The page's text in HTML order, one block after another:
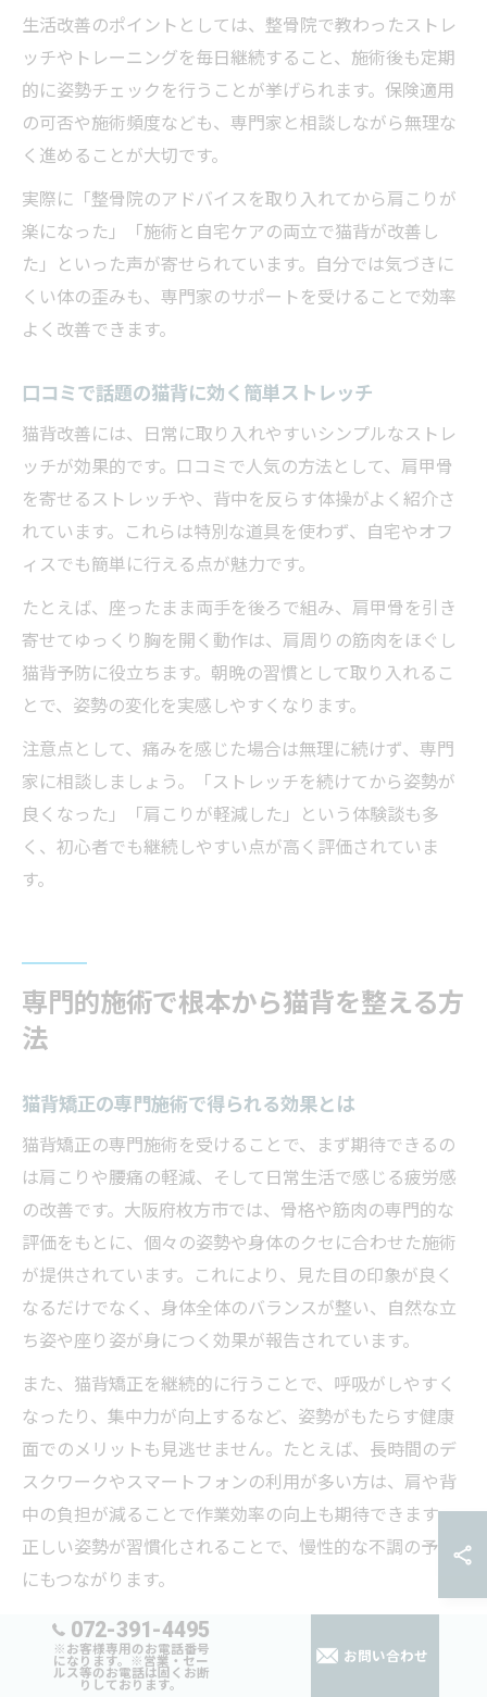
生活改善のポイントとしては、整骨院で教わったストレ
ッチやトレーニングを毎日継続すること、施術後も定期
的に姿勢チェックを行うことが挙げられます。保険適用
の可否や施術頻度なども、専門家と相談しながら無理な
く進めることが大切です。
実際に「整骨院のアドバイスを取り入れてから肩こりが
楽になった」「施術と自宅ケアの両立で猫背が改善し
た」といった声が寄せられています。自分では気づきに
くい体の歪みも、専門家のサポートを受けることで効率
よく改善できます。
口コミで話題の猫背に効く簡単ストレッチ
猫背改善には、日常に取り入れやすいシンプルなストレ
ッチが効果的です。口コミで人気の方法として、肩甲骨
を寄せるストレッチや、背中を反らす体操がよく紹介さ
れています。これらは特別な道具を使わず、自宅やオフ
ィスでも簡単に行える点が魅力です。
たとえば、座ったまま両手を後ろで組み、肩甲骨を引き
寄せてゆっくり胸を開く動作は、肩周りの筋肉をほぐし
猫背予防に役立ちます。朝晩の習慣として取り入れるこ
とで、姿勢の変化を実感しやすくなります。
注意点として、痛みを感じた場合は無理に続けず、専門
家に相談しましょう。「ストレッチを続けてから姿勢が
良くなった」「肩こりが軽減した」という体験談も多
く、初心者でも継続しやすい点が高く評価されていま
す。
専門的施術で根本から猫背を整える方
法
猫背矯正の専門施術で得られる効果とは
猫背矯正の専門施術を受けることで、まず期待できるの
は肩こりや腰痛の軽減、そして日常生活で感じる疲労感
の改善です。大阪府枚方市では、骨格や筋肉の専門的な
評価をもとに、個々の姿勢や身体のクセに合わせた施術
が提供されています。これにより、見た目の印象が良く
なるだけでなく、身体全体のバランスが整い、自然な立
ち姿や座り姿が身につく効果が報告されています。
また、猫背矯正を継続的に行うことで、呼吸がしやすく
なったり、集中力が向上するなど、姿勢がもたらす健康
面でのメリットも見逃せません。たとえば、長時間のデ
スクワークやスマートフォンの利用が多い方は、肩や背
中の負担が減ることで作業効率の向上も期待できます。
正しい姿勢が習慣化されることで、慢性的な不調の予防
にもつながります。
骨格バランスを整える猫背改善の技術
猫背改善のためには、骨盤や背骨のバランスを整える専
072-391-4495
※お客様専用のお電話番号
になります。※営業・セー
ルス等のお電話は固くお断
りしております。
お問い合わせ